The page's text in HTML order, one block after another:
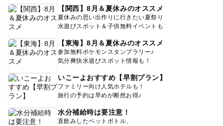
【関西】8月＆夏休みのオススメ
夏休みの思い出作りに行きたい夏祭り
水遊びスポット＆子供無料イベントも
【東海】8月＆夏休みのオススメ
参加無料ポケモンスタンプラリー♪
気分爽快水遊びスポット情報も！
いこーよおすすめ【早割プラン】
ファミリー向け人気ホテルも！
旅行の予約は早めが断然お得♪
水分補給時は要注意！
直飲みしたペットボトル、